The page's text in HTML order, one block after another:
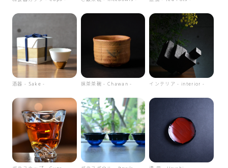
酒器 - Sake - 抹茶茶碗 - Chawan - インテリア - interior -